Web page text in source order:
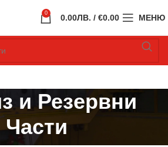
0 0.00ЛВ. / €0.00 МЕНЮ
и Резервни
Части